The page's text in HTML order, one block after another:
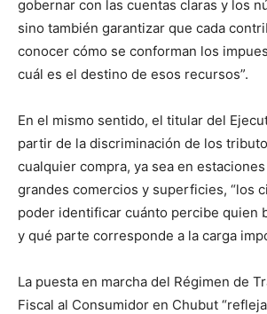
gobernar con las cuentas claras y los
sino también garantizar que cada
conocer cómo se conforman los
cuál es el destino de esos recursos”.
En el mismo sentido, el titular del
partir de la discriminación de los
cualquier compra, ya sea en
grandes comercios y superficies, “los
poder identificar cuánto percibe quien
y qué parte corresponde a la carga
La puesta en marcha del Régimen de
Fiscal al Consumidor en Chubut